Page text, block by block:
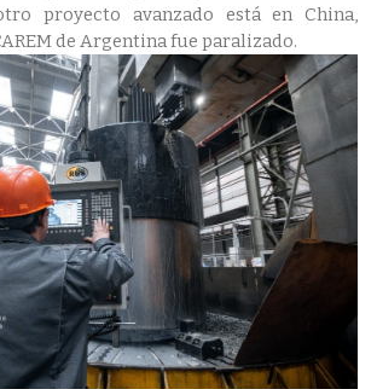
proyecto avanzado está en China,
de Argentina fue paralizado.